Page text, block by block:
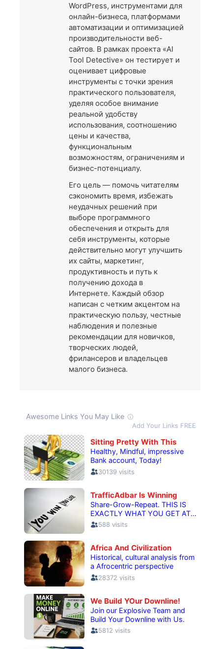
WordPress, инструментами для
онлайн-бизнеса, платформами
автоматизации и оптимизацией
производительности веб-
сайтов. В рамках проекта «AI
Tool Detective» он тестирует и
оценивает цифровые
инструменты с точки зрения
практического пользователя,
уделяя особое внимание
реальной удобству
использования, соотношению
цены и качества,
функциональным
возможностям, ограничениям и
бизнес-потенциалу.
Его цель — помочь читателям
сэкономить время, избежать
неудачных решений при
выборе программного
обеспечения и открыть для
себя инструменты, которые
действительно могут улучшить
их сайты, маркетинг,
продуктивность и путь к
получению дохода в
Интернете. Каждый обзор
написан с четким акцентом на
практическую пользу, честные
наблюдения и полезные
рекомендации для новичков,
творческих людей,
фрилансеров и владельцев
малого бизнеса.